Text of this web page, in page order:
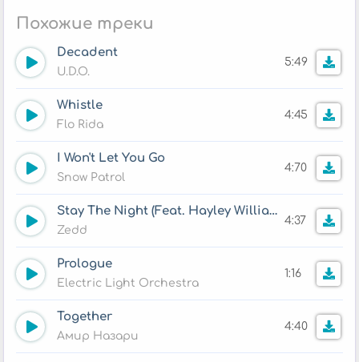
Похожие треки
Decadent
U.D.O.
5:49
Whistle
Flo Rida
4:45
I Won't Let You Go
Snow Patrol
4:70
Stay The Night (Feat. Hayley Williams)
Zedd
4:37
Prologue
Electric Light Orchestra
1:16
Together
Амир Назари
4:40